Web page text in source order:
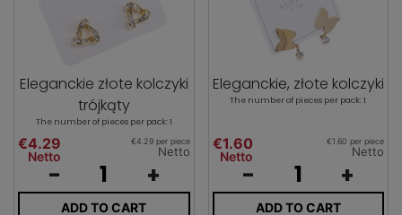
Eleganckie złote kolczyki
trójkąty
The number of pieces per pack: 1
€4.29
Netto
€4.29 per piece
Netto
- +
ADD TO CART
Eleganckie, złote kolczyki
The number of pieces per pack: 1
€1.60
Netto
€1.60 per piece
Netto
- +
ADD TO CART